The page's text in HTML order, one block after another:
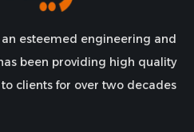
an esteemed engineering and
been providing high quality
clients for over two decades.